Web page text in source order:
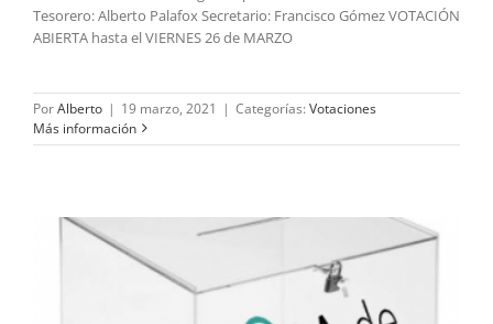
Tesorero: Alberto Palafox Secretario: Francisco Gómez VOTACIÓN
ABIERTA hasta el VIERNES 26 de MARZO
PorAlberto | 19 marzo, 2021 | Categorías: Votaciones
Más información